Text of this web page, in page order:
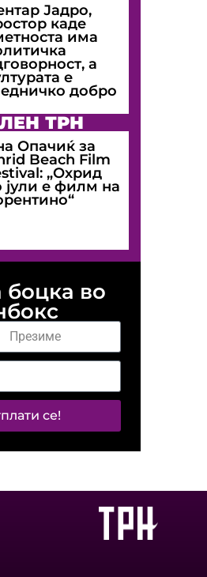
Јадро,
каде
има
а
е
добро
ТРН
Опачиќ за
Beach Film
„Охрид
јули е филм на
боцка во
се!